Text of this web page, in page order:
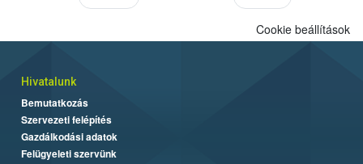
Cookie beállítások
Hivatalunk
Bemutatkozás
Szervezeti felépítés
Gazdálkodási adatok
Felügyeleti szervünk